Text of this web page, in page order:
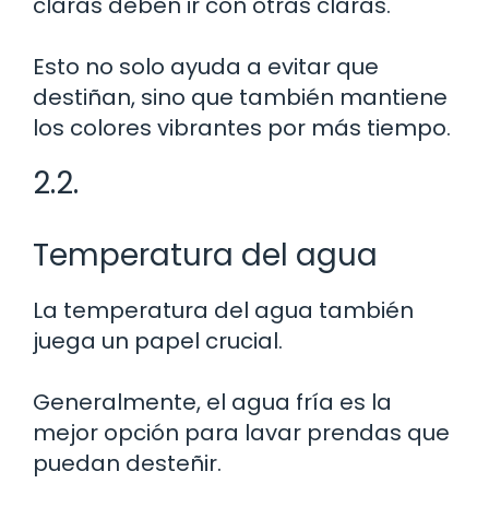
Esto no solo ayuda a evitar que
destiñan, sino que también mantiene
los colores vibrantes por más tiempo.
2.2.
Temperatura del agua
La temperatura del agua también
juega un papel crucial.
Generalmente, el agua fría es la
mejor opción para lavar prendas que
puedan desteñir.